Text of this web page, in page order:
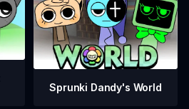
Sprunki Dandy's World